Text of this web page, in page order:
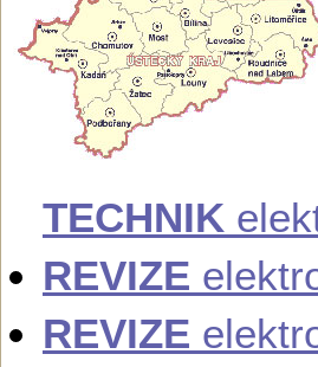
TECHNIK
REVIZE
REVIZE